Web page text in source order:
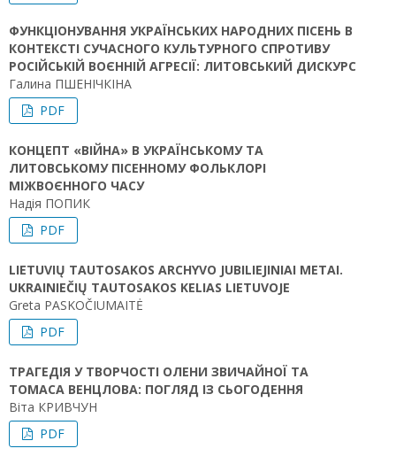
ФУНКЦІОНУВАННЯ УКРАЇНСЬКИХ НАРОДНИХ ПІСЕНЬ В
КОНТЕКСТІ СУЧАСНОГО КУЛЬТУРНОГО СПРОТИВУ
РОСІЙСЬКІЙ ВОЄННІЙ АГРЕСІЇ: ЛИТОВСЬКИЙ ДИСКУРС
Галина ПШЕНІЧКІНА
PDF
КОНЦЕПТ «ВІЙНА» В УКРАЇНСЬКОМУ ТА
ЛИТОВСЬКОМУ ПІСЕННОМУ ФОЛЬКЛОРІ
МІЖВОЄННОГО ЧАСУ
Надія ПОПИК
PDF
LIETUVIŲ TAUTOSAKOS ARCHYVO JUBILIEJINIAI METAI.
UKRAINIEČIŲ TAUTOSAKOS KELIAS LIETUVOJE
Greta PASKOČIUMAITĖ
PDF
ТРАГЕДІЯ У ТВОРЧОСТІ ОЛЕНИ ЗВИЧАЙНОЇ ТА
ТОМАСА ВЕНЦЛОВА: ПОГЛЯД ІЗ СЬОГОДЕННЯ
Віта КРИВЧУН
PDF